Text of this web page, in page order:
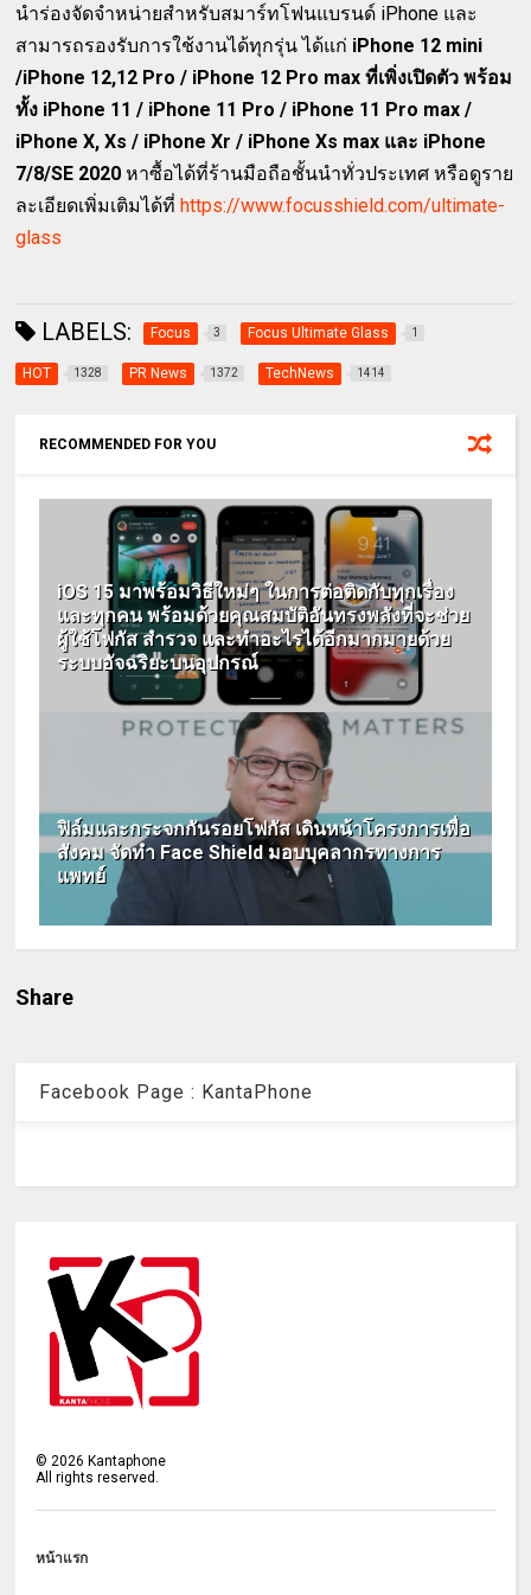
นำร่องจัดจำหน่ายสำหรับสมาร์ทโฟนแบรนด์ iPhone และ
สามารถรองรับการใช้งานได้ทุกรุ่น ได้แก่ iPhone 12 mini
/iPhone 12,12 Pro / iPhone 12 Pro max ที่เพิ่งเปิดตัว พร้อม
ทั้ง iPhone 11 / iPhone 11 Pro / iPhone 11 Pro max /
iPhone X, Xs / iPhone Xr / iPhone Xs max และ iPhone
7/8/SE 2020 หาซื้อได้ที่ร้านมือถือชั้นนำทั่วประเทศ หรือดูราย
ละเอียดเพิ่มเติมได้ที่https://www.focusshield.com/ultimate-
glass
LABELS: Focus 3 Focus Ultimate Glass 1
HOT 1328 PR News 1372 TechNews 1414
RECOMMENDED FOR YOU
iOS 15 มาพร้อมวิธีใหม่ๆ ในการต่อติดกับทุกเรื่อง
และทุกคน พร้อมด้วยคุณสมบัติอันทรงพลังที่จะช่วย
ผู้ใช้โฟกัส สำรวจ และทำอะไรได้อีกมากมายด้วย
ระบบอัจฉริยะบนอุปกรณ์
ฟิล์มและกระจกกันรอยโฟกัส เดินหน้าโครงการเพื่อ
สังคม จัดทำ Face Shield มอบบุคลากรทางการ
แพทย์
Share
Facebook Page : KantaPhone
© 2026 Kantaphone
All rights reserved.
หน้าแรก